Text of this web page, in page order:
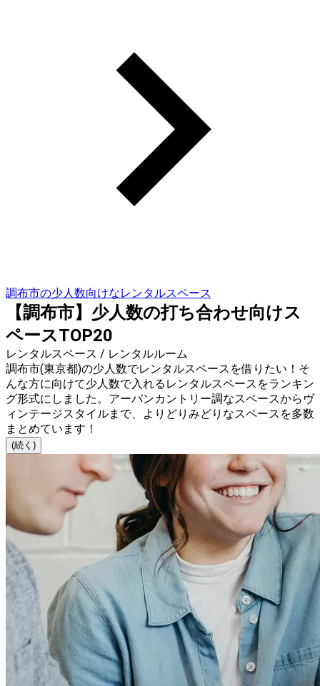
調布市の少人数向けなレンタルスペース
【調布市】少人数の打ち合わせ向けス
ペースTOP20
レンタルスペース / レンタルルーム
調布市(東京都)の少人数でレンタルスペースを借りたい！そ
んな方に向けて少人数で入れるレンタルスペースをランキン
グ形式にしました。アーバンカントリー調なスペースからヴ
ィンテージスタイルまで、よりどりみどりなスペースを多数
まとめています！
(続く)